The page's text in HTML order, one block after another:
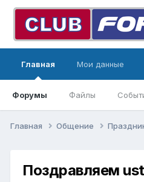
Главная
Форумы Файлы
Мои данные
Главная Общение
Поздравляем